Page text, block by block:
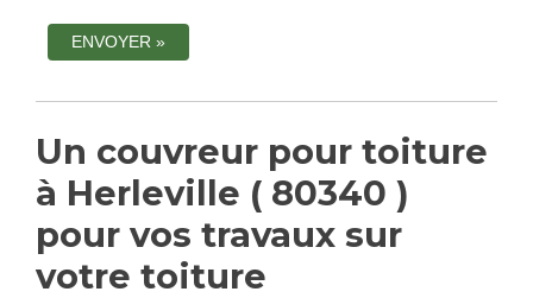
Un couvreur pour toiture
à Herleville ( 80340 )
pour vos travaux sur
votre toiture